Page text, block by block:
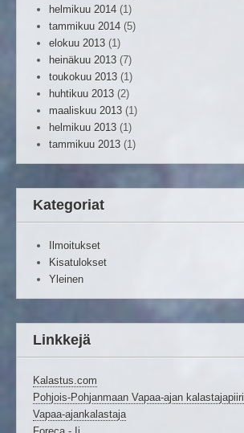
helmikuu 2014 (1)
tammikuu 2014 (5)
elokuu 2013 (1)
heinäkuu 2013 (7)
toukokuu 2013 (1)
huhtikuu 2013 (2)
maaliskuu 2013 (1)
helmikuu 2013 (1)
tammikuu 2013 (1)
Kategoriat
Ilmoitukset
Kisatulokset
Yleinen
Linkkejä
Kalastus.com
Pohjois-Pohjanmaan Vapaa-ajan kalastajapiiri
Vapaa-ajankalastaja